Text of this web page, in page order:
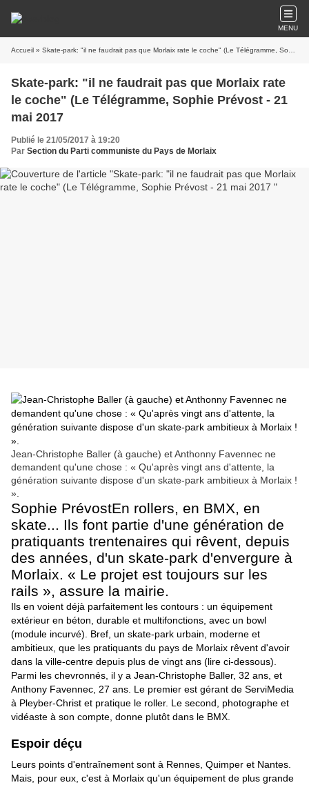
MENU
Accueil » Skate-park: "il ne faudrait pas que Morlaix rate le coche" (Le Télégramme, Sophie Prévost - 21 mai 2017
Skate-park: "il ne faudrait pas que Morlaix rate
le coche" (Le Télégramme, Sophie Prévost - 21
mai 2017
Publié le 21/05/2017 à 19:20
Par Section du Parti communiste du Pays de Morlaix
Jean-Christophe Baller (à gauche) et Anthonny Favennec ne
demandent qu'une chose : « Qu'après vingt ans d'attente, la
génération suivante dispose d'un skate-park ambitieux à Morlaix !
».
Sophie PrévostEn rollers, en BMX, en
skate... Ils font partie d'une génération de
pratiquants trentenaires qui rêvent, depuis
des années, d'un skate-park d'envergure à
Morlaix. « Le projet est toujours sur les
rails », assure la mairie.
Ils en voient déjà parfaitement les contours : un équipement
extérieur en béton, durable et multifonctions, avec un bowl
(module incurvé). Bref, un skate-park urbain, moderne et
ambitieux, que les pratiquants du pays de Morlaix rêvent d'avoir
dans la ville-centre depuis plus de vingt ans (lire ci-dessous).
Parmi les chevronnés, il y a Jean-Christophe Baller, 32 ans, et
Anthony Favennec, 27 ans. Le premier est gérant de ServiMedia
à Pleyber-Christ et pratique le roller. Le second, photographe et
vidéaste à son compte, donne plutôt dans le BMX.
Espoir déçu
Leurs points d'entraînement sont à Rennes, Quimper et Nantes.
Mais, pour eux, c'est à Morlaix qu'un équipement de plus grande